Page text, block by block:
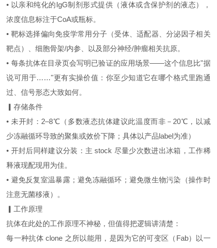
• 以亲和纯化的IgG制剂形式提供（液体或含保护剂的液态），
浓度信息标注于CoA或瓶标。
• 靶标选择偏向免疫学常用分子（受体、适配器、分泌因子相关
靶点）、细胞骨架/内参、以及部分神经/肿瘤相关抗原。
• 每条抗体在目录页会写明已验证的应用场景——这个信息比"据
说可用于……"更有实操价值：你至少知道它在哪个格式里跑通
过、信号形态大致如何。
▎存储条件
• 未开封：2–8℃（多数液态抗体建议此温度而非－20℃，以减
少冻融循环导致的聚集或效价下降；具体以产品label为准）
• 开封后同样建议分装：主 stock 尽量少次数进出冰箱，工作稀
释液现配现用为佳。
• 避免反复室温暴露；避免冻融循环；避免微生物污染（操作时
注意无菌移液）。
▎工作原理
抗体在此处的工作原理不神秘，但值得把逻辑讲清楚：
每一种抗体 clone 之所以能用，是因为它的可变区（Fab）以一